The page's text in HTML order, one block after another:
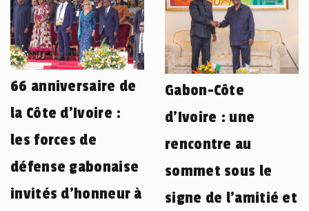
66 anniversaire de
la Côte d’Ivoire :
les forces de
défense gabonaise
invités d’honneur à
Gabon-Côte
d’Ivoire : une
rencontre au
sommet sous le
signe de l’amitié et